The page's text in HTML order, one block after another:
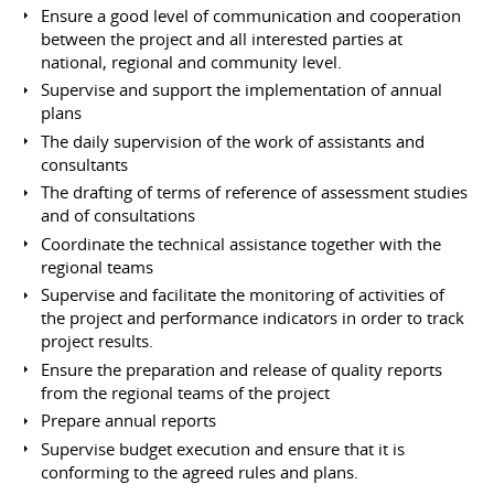
Ensure a good level of communication and cooperation
between the project and all interested parties at
national, regional and community level.
Supervise and support the implementation of annual
plans
The daily supervision of the work of assistants and
consultants
The drafting of terms of reference of assessment studies
and of consultations
Coordinate the technical assistance together with the
regional teams
Supervise and facilitate the monitoring of activities of
the project and performance indicators in order to track
project results.
Ensure the preparation and release of quality reports
from the regional teams of the project
Prepare annual reports
Supervise budget execution and ensure that it is
conforming to the agreed rules and plans.